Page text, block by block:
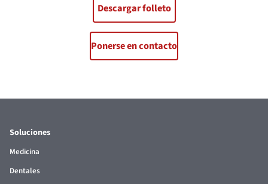
Descargar folleto
Ponerse en contacto
Soluciones
Medicina
Dentales